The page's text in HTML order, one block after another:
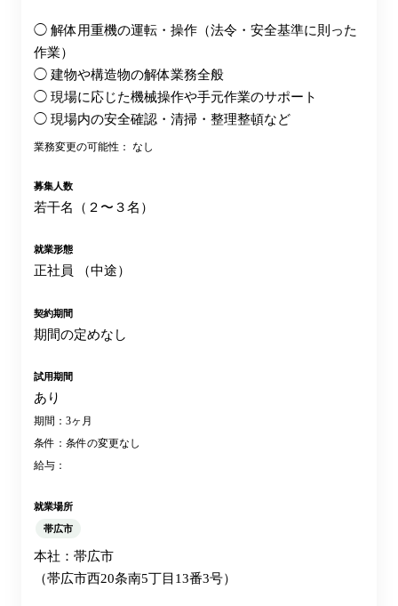
◯ 解体用重機の運転・操作（法令・安全基準に則った
作業）
◯ 建物や構造物の解体業務全般
◯ 現場に応じた機械操作や手元作業のサポート
◯ 現場内の安全確認・清掃・整理整頓など
業務変更の可能性： なし
募集人数
若干名（２〜３名）
就業形態
正社員 （中途）
契約期間
期間の定めなし
試用期間
あり
期間：3ヶ月
条件：条件の変更なし
給与：
就業場所
帯広市
本社：帯広市
（帯広市西20条南5丁目13番3号）